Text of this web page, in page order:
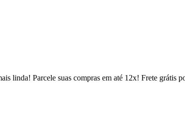
linda! Parcele suas compras em até 12x! Frete grátis